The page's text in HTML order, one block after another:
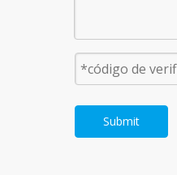
Submit